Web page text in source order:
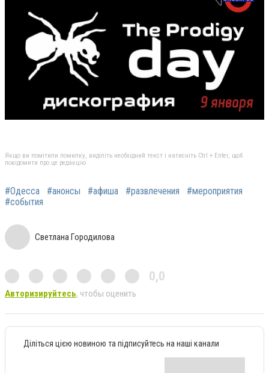
Якщо ви помітили помилку, виділіть необхідний текст і натисніть Ctrl + Enter, щоб
повідомити про це редакцію
#Одесса #анонсы #афиша #развлечения
#мероприятия
#события
Светлана Городилова
0,0
Авторизируйтесь, чтобы оценить
Діліться цією новиною та підписуйтесь на наші канали